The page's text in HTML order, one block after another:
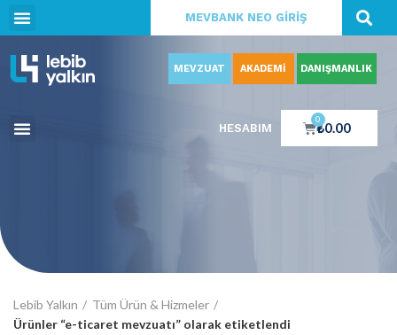
MEVBANK NEO GİRİŞ
MEVZUAT AKADEMİ DANIŞMANLIK
HESABIM ₺0.00
0
Lebib Yalkın
Tüm Ürün & Hizmeler
Ürünler “e-ticaret mevzuatı” olarak etiketlendi